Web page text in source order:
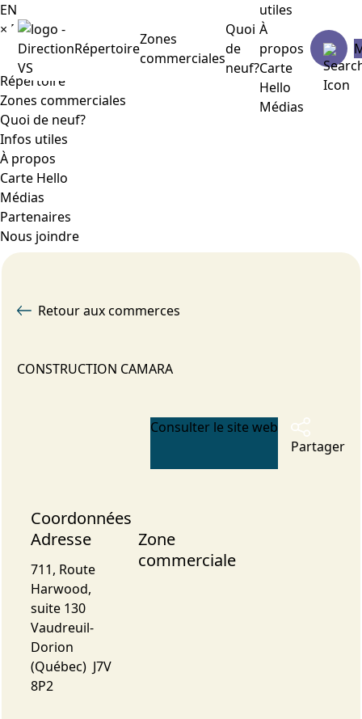
Répertoire
Zones
commerciales
Quoi
de
neuf?
utiles
À
propos
Carte
Hello
Médias
EN
× Menu
Répertoire
Zones commerciales
Quoi de neuf?
Infos utiles
À propos
Carte Hello
Médias
Partenaires
Nous joindre
Retour aux commerces
CONSTRUCTION CAMARA
Consulter le site web
Partager
Coordonnées
Adresse
711, Route
Harwood,
suite 130
Vaudreuil-
Dorion
(Québec) J7V
8P2
Zone
commerciale